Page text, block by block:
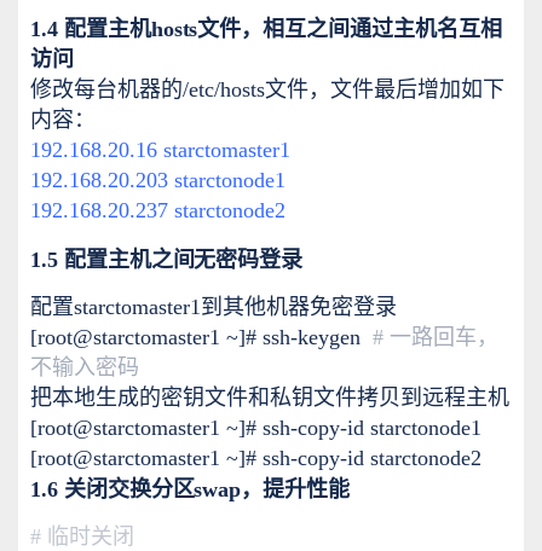
1.4 配置主机hosts文件，相互之间通过主机名互相
访问
修改每台机器的/etc/hosts文件，文件最后增加如下
内容：
192.168.20.16 starctomaster1
192.168.20.203 starctonode1
192.168.20.237 starctonode2
1.5 配置主机之间无密码登录
配置starctomaster1到其他机器免密登录
[root@starctomaster1 ~]# ssh-keygen # 一路回车，
不输入密码
把本地生成的密钥文件和私钥文件拷贝到远程主机
[root@starctomaster1 ~]# ssh-copy-id starctonode1
[root@starctomaster1 ~]# ssh-copy-id starctonode2
1.6 关闭交换分区swap，提升性能
# 临时关闭